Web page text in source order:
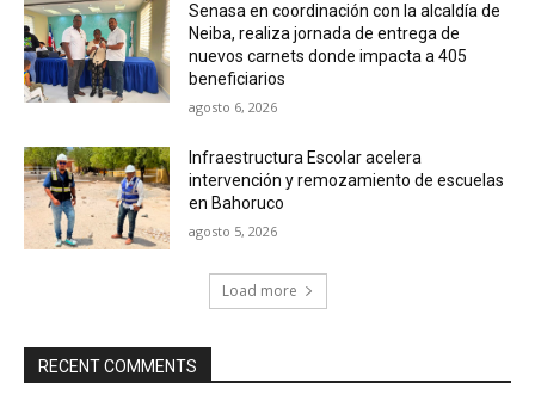
Senasa en coordinación con la alcaldía de
Neiba, realiza jornada de entrega de
nuevos carnets donde impacta a 405
beneficiarios
agosto 6, 2026
Infraestructura Escolar acelera
intervención y remozamiento de escuelas
en Bahoruco
agosto 5, 2026
Load more
RECENT COMMENTS